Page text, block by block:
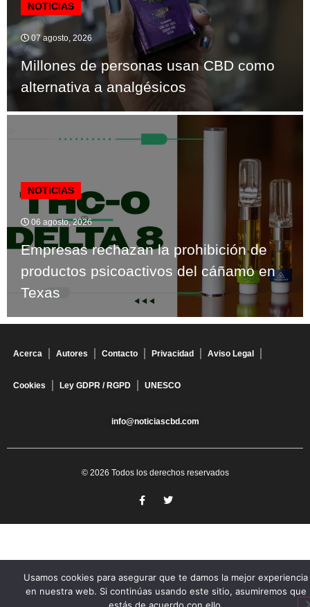
NOTICIAS
07 agosto, 2026
Millones de personas usan CBD como
alternativa a analgésicos
NOTICIAS
06 agosto, 2026
Empresas rechazan la prohibición de
productos psicoactivos del cáñamo en
Texas
Acerca Autores Contacto Privacidad Aviso Legal
Cookies Ley GDPR / RGPD UNESCO
info@noticiascbd.com
© 2026 Todos los derechos reservados
Usamos cookies para asegurar que te damos la mejor experiencia
en nuestra web. Si continúas usando este sitio, asumiremos que